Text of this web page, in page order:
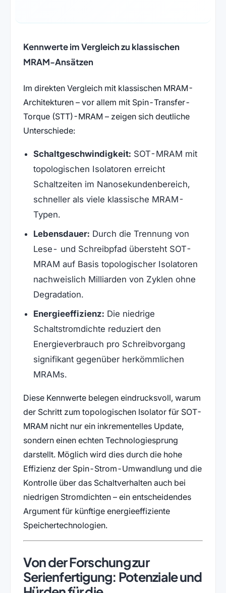
Kennwerte im Vergleich zu klassischen
MRAM-Ansätzen
Im direkten Vergleich mit klassischen MRAM-
Architekturen – vor allem mit Spin-Transfer-
Torque (STT)-MRAM – zeigen sich deutliche
Unterschiede:
Schaltgeschwindigkeit: SOT-MRAM mit
topologischen Isolatoren erreicht
Schaltzeiten im Nanosekundenbereich,
schneller als viele klassische MRAM-
Typen.
Lebensdauer: Durch die Trennung von
Lese- und Schreibpfad übersteht SOT-
MRAM auf Basis topologischer Isolatoren
nachweislich Milliarden von Zyklen ohne
Degradation.
Energieeffizienz: Die niedrige
Schaltstromdichte reduziert den
Energieverbrauch pro Schreibvorgang
signifikant gegenüber herkömmlichen
MRAMs.
Diese Kennwerte belegen eindrucksvoll, warum
der Schritt zum topologischen Isolator für SOT-
MRAM nicht nur ein inkrementelles Update,
sondern einen echten Technologiesprung
darstellt. Möglich wird dies durch die hohe
Effizienz der Spin-Strom-Umwandlung und die
Kontrolle über das Schaltverhalten auch bei
niedrigen Stromdichten – ein entscheidendes
Argument für künftige energieeffiziente
Speichertechnologien.
Von der Forschung zur
Serienfertigung: Potenziale und